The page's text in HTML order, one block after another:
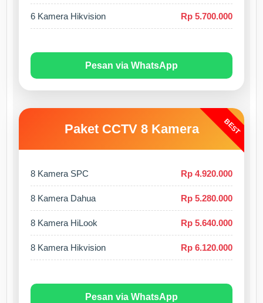
6 Kamera Hikvision Rp 5.700.000
Pesan via WhatsApp
BEST
Paket CCTV 8 Kamera
8 Kamera SPC Rp 4.920.000
8 Kamera Dahua Rp 5.280.000
8 Kamera HiLook Rp 5.640.000
8 Kamera Hikvision Rp 6.120.000
Pesan via WhatsApp